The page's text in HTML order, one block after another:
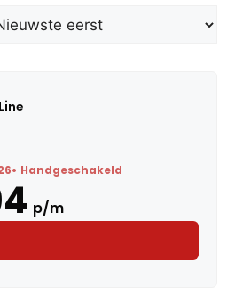
Handgeschakeld
p/m